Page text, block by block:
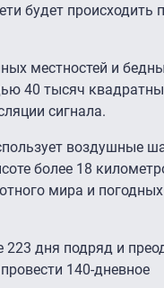
будет происходить
местностей и
40 тысяч
сигнала.
воздушные
более 18
мира и погодных
223 дня подряд и
140-дневное